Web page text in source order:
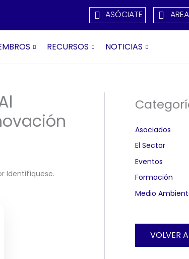
ASÓCIATE
RECURSOS NOTICIAS
Identifíquese.
Asociados
El Sector
Eventos
Formación
Medio
VOLVER